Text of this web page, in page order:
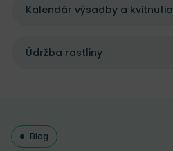
Kalendár výsadby a kvitnutia
Údržba rastliny
Blog